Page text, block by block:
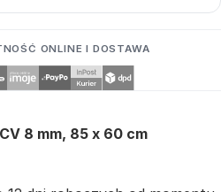
ONLINE I DOSTAWA
8 mm, 85 x 60 cm